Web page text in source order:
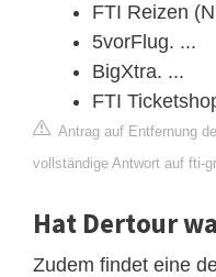
FTI Reizen
5vorFlug. ...
BigXtra. ...
FTI
Antrag auf Entfernung
vollständige Antwort auf fti-
Hat Dertour
Zudem findet eine